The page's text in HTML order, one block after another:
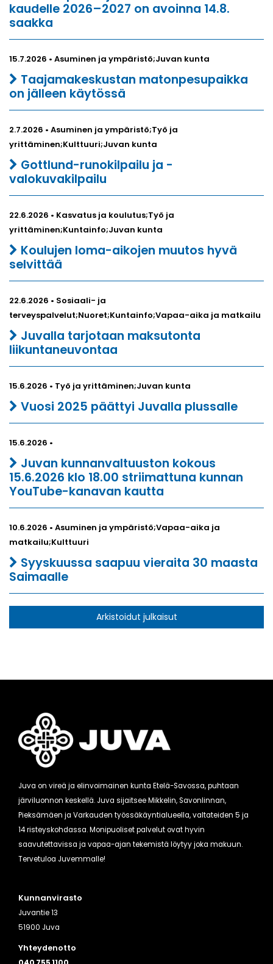
kaudelle 2026–2027 on avoinna 14.8.
saakka
15.7.2026 • Asuminen ja ympäristö;Juvan kunta
Taajamakeskustan matonpesupaikka
on jälleen käytössä
2.7.2026 • Asuminen ja ympäristö;Työ ja
yrittäminen;Kulttuuri;Juvan kunta
Gottlund-runokilpailu ja -
valokuvakilpailu
22.6.2026 • Kasvatus ja koulutus;Työ ja
yrittäminen;Kuntainfo;Juvan kunta
Koulujen loma-aikojen muutos hyvä
selvittää
22.6.2026 • Sosiaali- ja
terveyspalvelut;Nuoret;Kuntainfo;Vapaa-aika ja matkailu
Juvalla tarjotaan maksutonta
liikuntaneuvontaa
15.6.2026 • Työ ja yrittäminen;Juvan kunta
Vuosi 2025 päättyi Juvalla plussalle
15.6.2026 •
Juvan kunnanvaltuuston kokous
15.6.2026 klo 18.00 striimattuna kunnan
YouTube-kanavan kautta
10.6.2026 • Asuminen ja ympäristö;Vapaa-aika ja
matkailu;Kulttuuri
Syyskuussa saapuu vieraita 30 maasta
Saimaalle
Arkistoidut julkaisut
Juva on vireä ja elinvoimainen kunta Etelä-Savossa, puhtaan
järviluonnon keskellä. Juva sijaitsee Mikkelin, Savonlinnan,
Pieksämäen ja Varkauden työssäkäyntialueella, valtateiden 5 ja
14 risteyskohdassa. Monipuoliset palvelut ovat hyvin
saavutettavissa ja vapaa-ajan tekemistä löytyy joka makuun.
Tervetuloa Juvemmalle!
Kunnanvirasto
Juvantie 13
51900 Juva
Yhteydenotto